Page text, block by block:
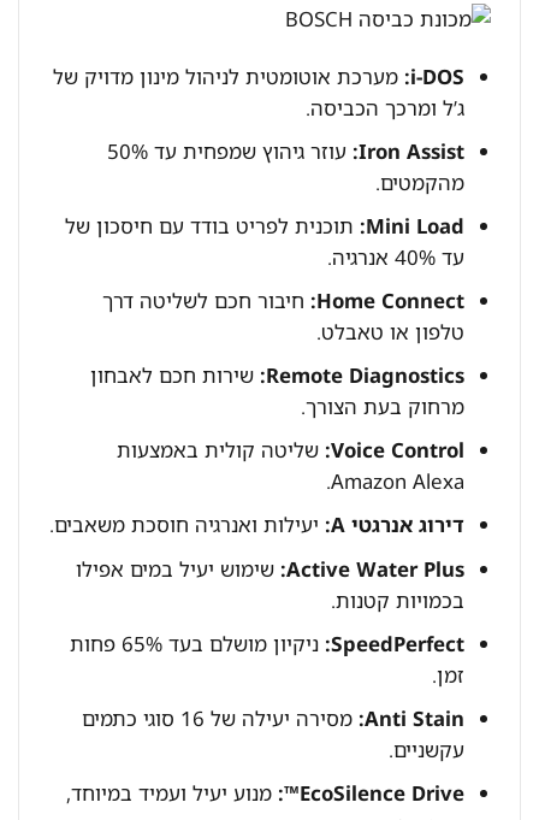
i-DOS: מערכת אוטומטית לניהול מינון מדויק של
ג’ל ומרכך הכביסה.
Iron Assist:
עוזר גיהוץ שמפחית עד 50%
מהקמטים.
Mini Load: תוכנית לפריט בודד עם חיסכון של
עד 40% אנרגיה.
Home Connect: חיבור חכם לשליטה דרך
טלפון או טאבלט.
Remote Diagnostics: שירות חכם לאבחון
מרחוק בעת הצורך.
Voice Control: שליטה קולית באמצעות
Amazon Alexa.
דירוג אנרגטי A:
יעילות ואנרגיה חוסכת משאבים.
Active Water Plus: שימוש יעיל במים אפילו
בכמויות קטנות.
SpeedPerfect:
ניקיון מושלם בעד 65% פחות
זמן.
Anti Stain:
מסירה יעילה של 16 סוגי כתמים
עקשניים.
EcoSilence Drive™:
מנוע יעיל ועמיד במיוחד,